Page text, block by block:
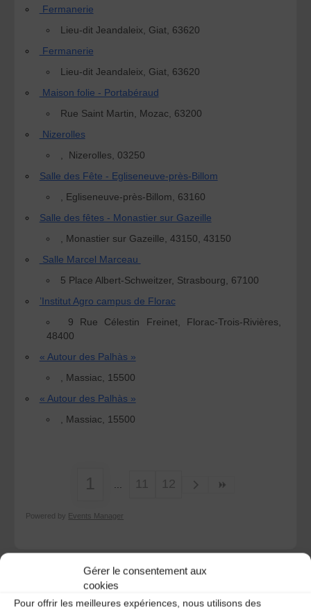
Gérer le consentement aux
cookies
Pour offrir les meilleures expériences, nous utilisons des
Fermanerie
Lieu-dit Jeandaleix, Giat, 63620
Fermanerie
Lieu-dit Jeandaleix, Giat, 63620
Maison folie - Portabéraud
Rue Saint Martin, Mozac, 63200
Nizerolles
, Nizerolles, 03250
Salle des Fête - Egliseneuve-près-Billom
, Egliseneuve-près-Billom, 63160
Salle des fêtes - Monastier sur Gazeille
, Monastier sur Gazeille, 43150, 43150
Salle Marcel Marceau
5 Place Albert-Schweitzer, Strasbourg, 67100
’Institut Agro campus de Florac
9 Rue Célestin Freinet, Florac-Trois-Rivières,
48400
« Autour des Palhàs »
, Massiac, 15500
« Autour des Palhàs »
, Massiac, 15500
1 11 12
Powered by Events Manager